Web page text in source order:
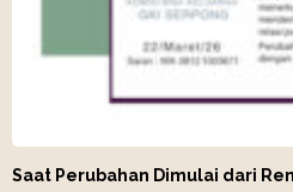
Saat Perubahan Dimulai dari